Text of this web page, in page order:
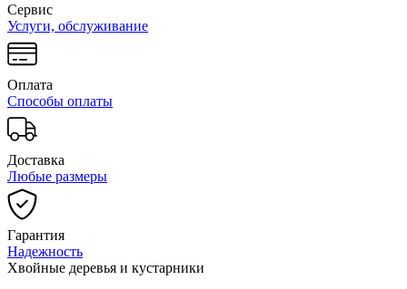
Сервис
Услуги, обслуживание
Оплата
Способы оплаты
Доставка
Любые размеры
Гарантия
Надежность
Хвойные деревья и кустарники